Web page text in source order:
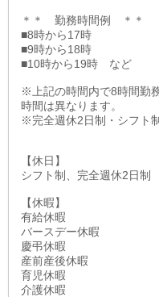
＊＊ 勤務時間例 ＊＊
■8時から17時
■9時から18時
■10時から19時 など
※上記の時間内で8時間勤
時間は異なります。
※完全週休2日制・シフト
【休日】
シフト制、完全週休2日制
【休暇】
有給休暇
バースデー休暇
慶弔休暇
産前産後休暇
育児休暇
介護休暇